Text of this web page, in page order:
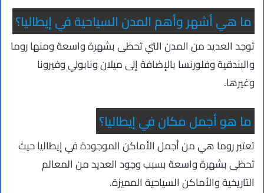
ما هي أشهر وأهم المدن السياحية في إيطاليا؟
توجد العديد من المدن التي تحظى بشهرة واسعة ومنها روما
والبندقية وفلورنسا بالإضافة إلى ميلان ونابولي وفيرونا
وغيرها.
ما هو أجمل مكان في إيطاليا؟
تعتبر روما هي من أجمل الأماكن الموجودة في إيطاليا حيث
تحظى بشهرة واسعة بسبب وجود العديد من المعالم
التاريخية والأماكن السياحية المميزة.